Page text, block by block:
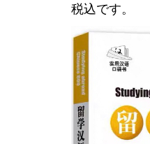
税込です。